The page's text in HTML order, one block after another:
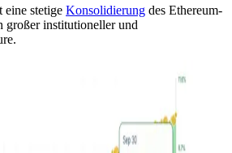
eine stetige Konsolidierung des Ethereum-
großer institutioneller und